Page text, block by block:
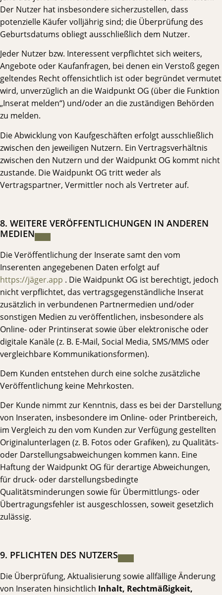
Der Nutzer hat insbesondere sicherzustellen, dass
potenzielle Käufer volljährig sind; die Überprüfung des
Geburtsdatums obliegt ausschließlich dem Nutzer.
Jeder Nutzer bzw. Interessent verpflichtet sich weiters,
Angebote oder Kaufanfragen, bei denen ein Verstoß gegen
geltendes Recht offensichtlich ist oder begründet vermutet
wird, unverzüglich an die Waidpunkt OG (über die Funktion
„Inserat melden“) und/oder an die zuständigen Behörden
zu melden.
Die Abwicklung von Kaufgeschäften erfolgt ausschließlich
zwischen den jeweiligen Nutzern. Ein Vertragsverhältnis
zwischen den Nutzern und der Waidpunkt OG kommt nicht
zustande. Die Waidpunkt OG tritt weder als
Vertragspartner, Vermittler noch als Vertreter auf.
8. WEITERE VERÖFFENTLICHUNGEN IN ANDEREN
MEDIEN
Die Veröffentlichung der Inserate samt den vom
Inserenten angegebenen Daten erfolgt auf
https://jäger.app . Die Waidpunkt OG ist berechtigt, jedoch
nicht verpflichtet, das vertragsgegenständliche Inserat
zusätzlich in verbundenen Partnermedien und/oder
sonstigen Medien zu veröffentlichen, insbesondere als
Online- oder Printinserat sowie über elektronische oder
digitale Kanäle (z. B. E-Mail, Social Media, SMS/MMS oder
vergleichbare Kommunikationsformen).
Dem Kunden entstehen durch eine solche zusätzliche
Veröffentlichung keine Mehrkosten.
Der Kunde nimmt zur Kenntnis, dass es bei der Darstellung
von Inseraten, insbesondere im Online- oder Printbereich,
im Vergleich zu den vom Kunden zur Verfügung gestellten
Originalunterlagen (z. B. Fotos oder Grafiken), zu Qualitäts-
oder Darstellungsabweichungen kommen kann. Eine
Haftung der Waidpunkt OG für derartige Abweichungen,
für druck- oder darstellungsbedingte
Qualitätsminderungen sowie für Übermittlungs- oder
Übertragungsfehler ist ausgeschlossen, soweit gesetzlich
zulässig.
9. PFLICHTEN DES NUTZERS
Die Überprüfung, Aktualisierung sowie allfällige Änderung
von Inseraten hinsichtlich Inhalt, Rechtmäßigkeit,